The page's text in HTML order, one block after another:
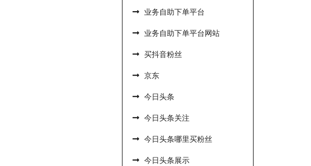
业务自助下单平台
业务自助下单平台网站
买抖音粉丝
京东
今日头条
今日头条关注
今日头条哪里买粉丝
今日头条展示